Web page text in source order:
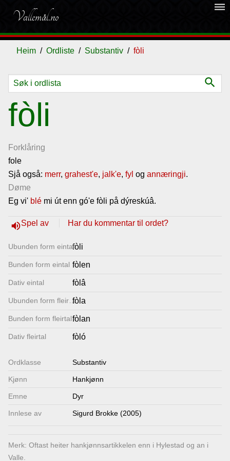
Vallemål.no
dehaze
Heim Ordliste Substantiv fòli
search
fòli
Forklåring
fole
Sjå også: merr, grahest'e, jalk'e, fyl og annæringji.
Døme
Eg vi' blé mi út enn gó'e fòli på dýreskúâ.
volume_upSpel av Har du kommentar til ordet?
Ubunden form eintalfòli
Bunden form eintal fòlen
Dativ eintal fòlâ
Ubunden form fleirtal
fòla
Bunden form fleirtalfòlan
Dativ fleirtal fòló
Ordklasse Substantiv
Kjønn Hankjønn
Emne Dyr
Innlese av Sigurd Brokke (2005)
Merk: Oftast heiter hankjønnsartikkelen enn i Hylestad og an i
Valle.
Ordliste
Om
vallemålet
Gjestebok
Lenkjer
Kontakt
oss